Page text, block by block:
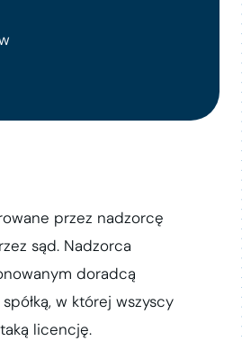
przez nadzorcę
sąd. Nadzorca
doradcą
w której wszyscy
licencję.